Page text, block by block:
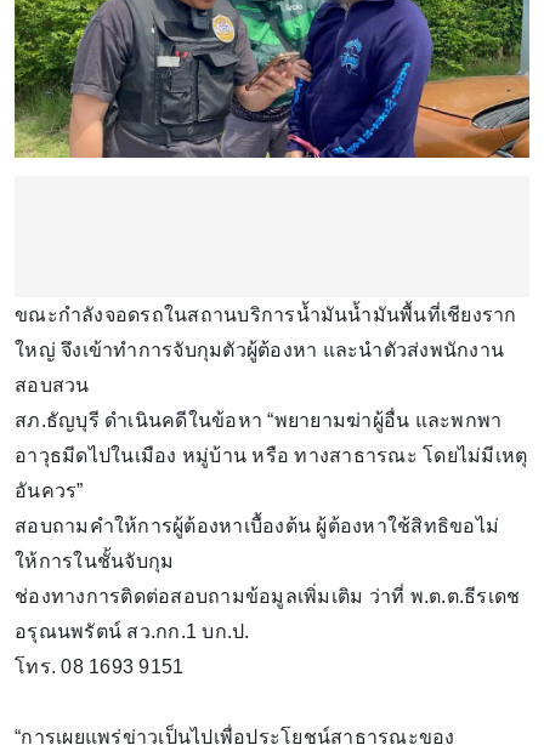
ขณะกำลังจอดรถในสถานบริการน้ำมันน้ำมันพื้นที่เชียงราก
ใหญ่ จึงเข้าทำการจับกุมตัวผู้ต้องหา และนำตัวส่งพนักงาน
สอบสวน
สภ.ธัญบุรี ดำเนินคดีในข้อหา “พยายามฆ่าผู้อื่น และพกพา
อาวุธมีดไปในเมือง หมู่บ้าน หรือ ทางสาธารณะ โดยไม่มีเหตุ
อันควร”
​สอบถามคำให้การผู้ต้องหาเบื้องต้น ผู้ต้องหาใช้สิทธิขอไม่
ให้การในชั้นจับกุม
​ช่องทางการติดต่อสอบถามข้อมูลเพิ่มเติม ว่าที่ พ.ต.ต.ธีรเดช
อรุณนพรัตน์ สว.กก.1 บก.ป.
โทร. 08 1693 9151
“การเผยแพร่ข่าวเป็นไปเพื่อประโยชน์สาธารณะของ